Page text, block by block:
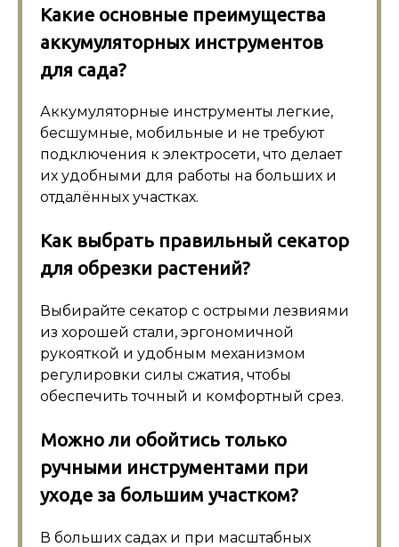
Какие основные преимущества
аккумуляторных инструментов
для сада?
Аккумуляторные инструменты легкие,
бесшумные, мобильные и не требуют
подключения к электросети, что делает
их удобными для работы на больших и
отдалённых участках.
Как выбрать правильный секатор
для обрезки растений?
Выбирайте секатор с острыми лезвиями
из хорошей стали, эргономичной
рукояткой и удобным механизмом
регулировки силы сжатия, чтобы
обеспечить точный и комфортный срез.
Можно ли обойтись только
ручными инструментами при
уходе за большим участком?
В больших садах и при масштабных